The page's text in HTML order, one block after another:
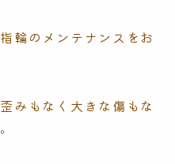
輪のメンテナンスをお
みもなく大きな傷もな